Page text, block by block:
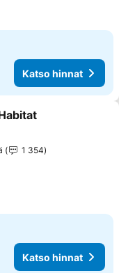
Katso hinnat
1 354
Katso hinnat